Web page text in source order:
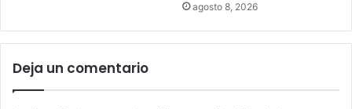
agosto 8, 2026
Deja un comentario